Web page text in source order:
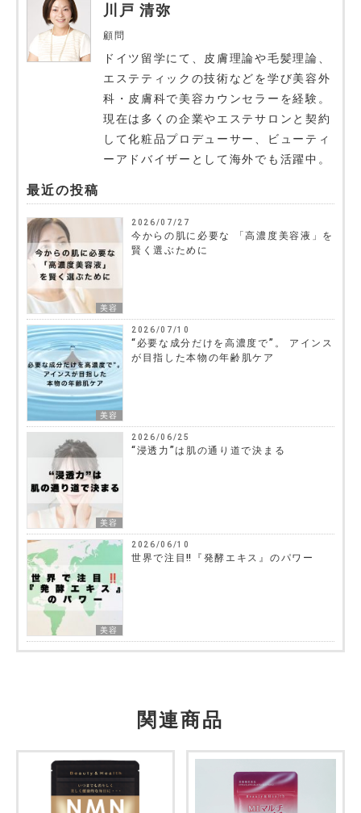
川戸 清弥
顧問
ドイツ留学にて、皮膚理論や毛髪理論、
エステティックの技術などを学び美容外
科・皮膚科で美容カウンセラーを経験。
現在は多くの企業やエステサロンと契約
して化粧品プロデューサー、ビューティ
ーアドバイザーとして海外でも活躍中。
最近の投稿
美容
2026/07/27
今からの肌に必要な 「高濃度美容液」を
賢く選ぶために
美容
2026/07/10
“必要な成分だけを高濃度で”。 アインス
が目指した本物の年齢肌ケア
美容
2026/06/25
“浸透力”は肌の通り道で決まる
美容
2026/06/10
世界で注目‼『発酵エキス』のパワー
関連商品